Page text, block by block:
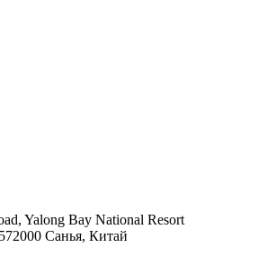
Yalong Bay National Resort
Санья, Китай